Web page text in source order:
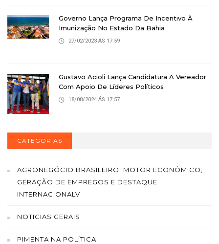
Governo Lança Programa De Incentivo À
Imunização No Estado Da Bahia
27/02/2023 ÁS 17:59
Gustavo Acioli Lança Candidatura A Vereador
Com Apoio De Líderes Políticos
18/08/2024 ÁS 17:57
CATEGORIAS
AGRONEGÓCIO BRASILEIRO: MOTOR ECONÔMICO,
GERAÇÃO DE EMPREGOS E DESTAQUE
INTERNACIONALV
NOTICIAS GERAIS
PIMENTA NA POLÍTICA